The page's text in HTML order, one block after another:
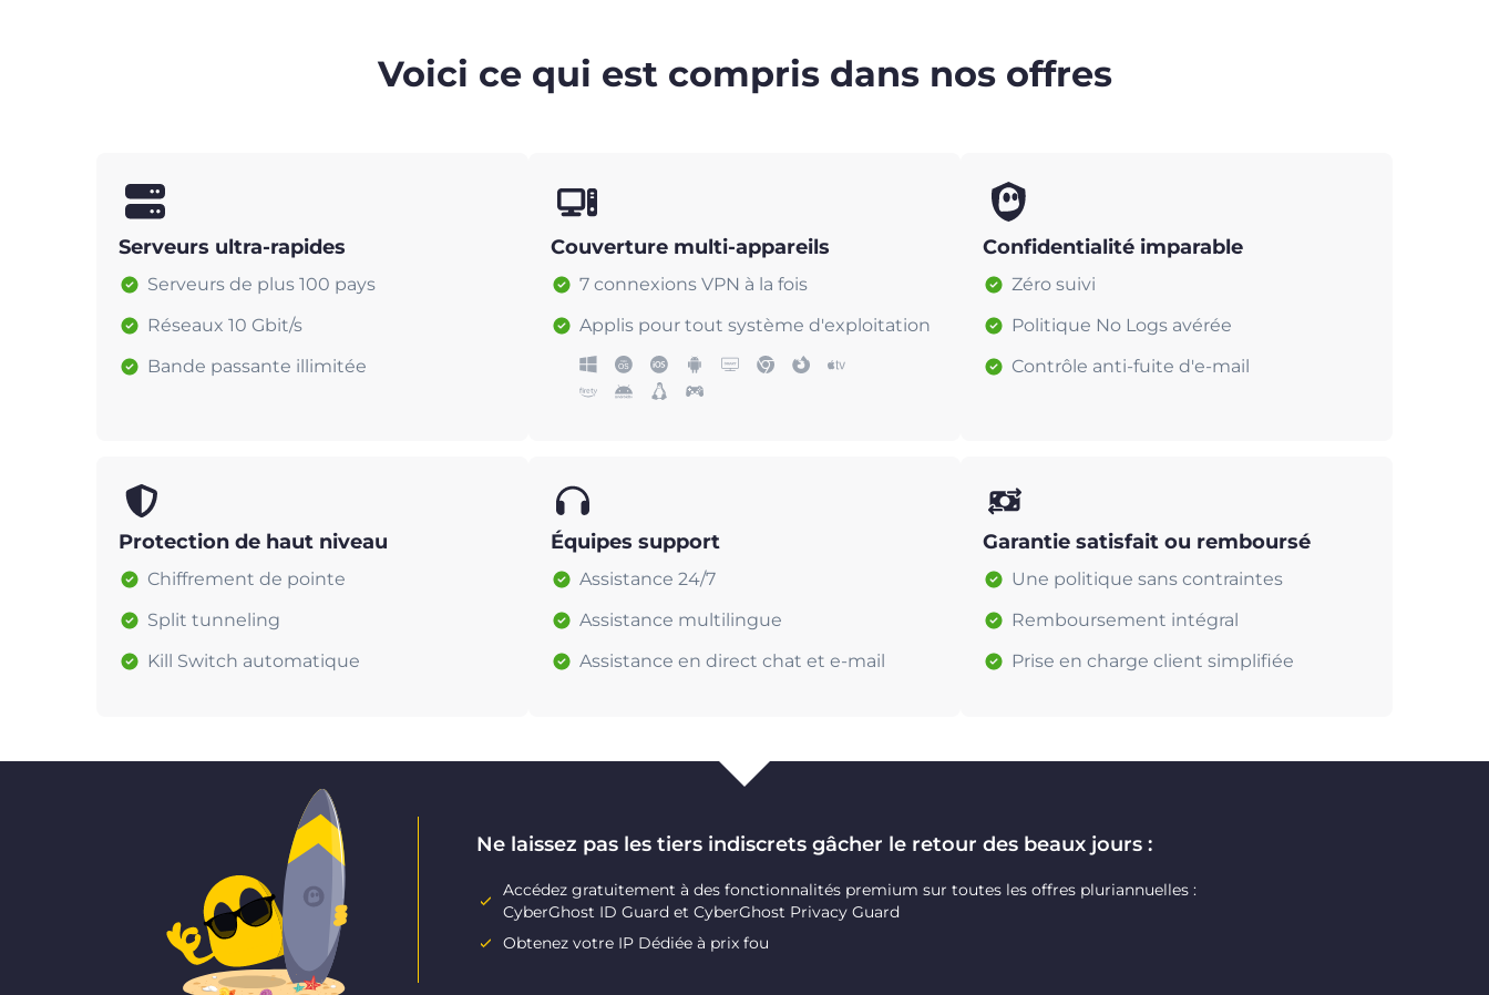
Voici ce qui est compris dans nos offres
Serveurs ultra-rapides
Serveurs de plus 100 pays
Réseaux 10 Gbit/s
Bande passante illimitée
Couverture multi-appareils
7 connexions VPN à la fois
Applis pour tout système d'exploitation
Confidentialité imparable
Zéro suivi
Politique No Logs avérée
Contrôle anti-fuite d'e-mail
Protection de haut niveau
Chiffrement de pointe
Split tunneling
Kill Switch automatique
Équipes support
Assistance 24/7
Assistance multilingue
Assistance en direct chat et e-mail
Garantie satisfait ou remboursé
Une politique sans contraintes
Remboursement intégral
Prise en charge client simplifiée
Ne laissez pas les tiers indiscrets gâcher le retour des beaux jours :
Accédez gratuitement à des fonctionnalités premium sur toutes les offres pluriannuelles :
CyberGhost ID Guard et CyberGhost Privacy Guard
Obtenez votre IP Dédiée à prix fou